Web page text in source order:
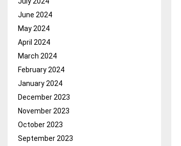
June 2024
May 2024
April 2024
March 2024
February 2024
January 2024
December 2023
November 2023
October 2023
September 2023